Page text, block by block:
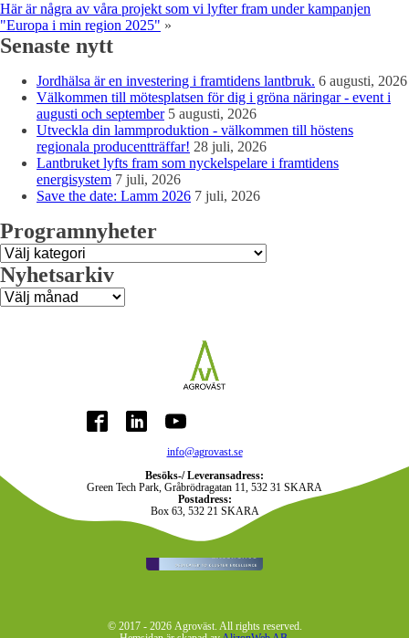
Här är några av våra projekt som vi lyfter fram under kampanjen
"Europa i min region 2025" »
Senaste nytt
Jordhälsa är en investering i framtidens lantbruk. 6 augusti, 2026
Välkommen till mötesplatsen för dig i gröna näringar - event i
augusti och september 5 augusti, 2026
Utveckla din lammproduktion - välkommen till höstens
regionala producentträffar! 28 juli, 2026
Lantbruket lyfts fram som nyckelspelare i framtidens
energisystem 7 juli, 2026
Save the date: Lamm 2026 7 juli, 2026
Programnyheter
Programnyheter
Nyhetsarkiv
Nyhetsarkiv
info@agrovast.se
Besöks-/ Leveransadress:
Green Tech Park, Gråbrödragatan 11, 532 31 SKARA
Postadress:
Box 63, 532 21 SKARA
© 2017 - 2026Agroväst. All rights reserved.